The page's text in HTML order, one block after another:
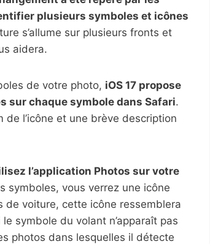
plusieurs symboles et icônes
s’allume sur plusieurs fronts et
aidera.
de votre photo, iOS 17 propose
sur chaque symbole dans Safari.
de l’icône et une brève description
l’application Photos sur votre
symboles, vous verrez une icône
de voiture, cette icône ressemblera
symbole du volant n’apparaît pas
photos dans lesquelles il détecte